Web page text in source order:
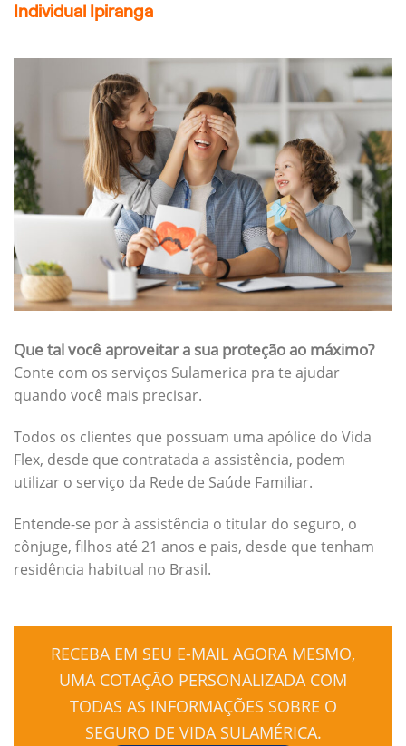
Individual Ipiranga
Que tal você aproveitar a sua proteção ao máximo?
Conte com os serviços Sulamerica pra te ajudar
quando você mais precisar.
Todos os clientes que possuam uma apólice do Vida
Flex, desde que contratada a assistência, podem
utilizar o serviço da Rede de Saúde Familiar.
Entende-se por à assistência o titular do seguro, o
cônjuge, filhos até 21 anos e pais, desde que tenham
residência habitual no Brasil.
RECEBA EM SEU E-MAIL AGORA MESMO,
UMA COTAÇÃO PERSONALIZADA COM
TODAS AS INFORMAÇÕES SOBRE O
SEGURO DE VIDA SULAMÉRICA.